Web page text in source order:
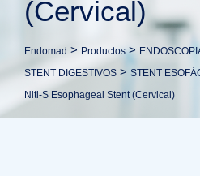
(Cervical)
Endomad > Productos>
STENT DIGESTIVOS > STENT
Niti-S Esophageal Stent (Cervical)